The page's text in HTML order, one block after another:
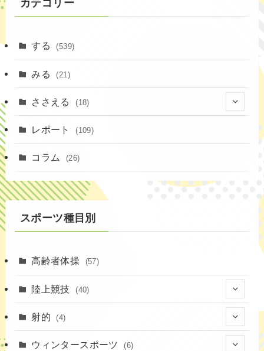
カテゴリー
する (539)
みる (21)
ささえる (18)
(4)
(1)
(3)
レポート (109)
コラム (26)
スポーツ種目別
高齢者体操 (57)
陸上競技 (40)
(2)
射的 (4)
(4)
ウィンタースポーツ (6)